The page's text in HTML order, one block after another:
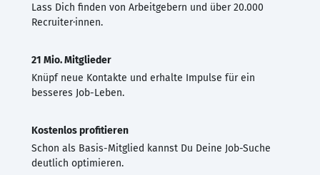
Lass Dich finden von Arbeitgebern und über 20.000
Recruiter·innen.
21 Mio. Mitglieder
Knüpf neue Kontakte und erhalte Impulse für ein
besseres Job-Leben.
Kostenlos profitieren
Schon als Basis-Mitglied kannst Du Deine Job-Suche
deutlich optimieren.